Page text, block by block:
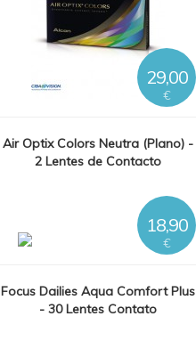
Air Optix Colors Neutra (Plano) -
2 Lentes de Contacto
29,00
€
Focus Dailies Aqua Comfort Plus
- 30 Lentes Contato
18,90
€